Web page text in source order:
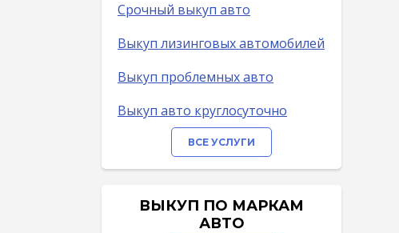
Срочный выкуп авто
Выкуп лизинговых автомобилей
Выкуп проблемных авто
Выкуп авто круглосуточно
ВСЕ УСЛУГИ
ВЫКУП ПО МАРКАМ
АВТО